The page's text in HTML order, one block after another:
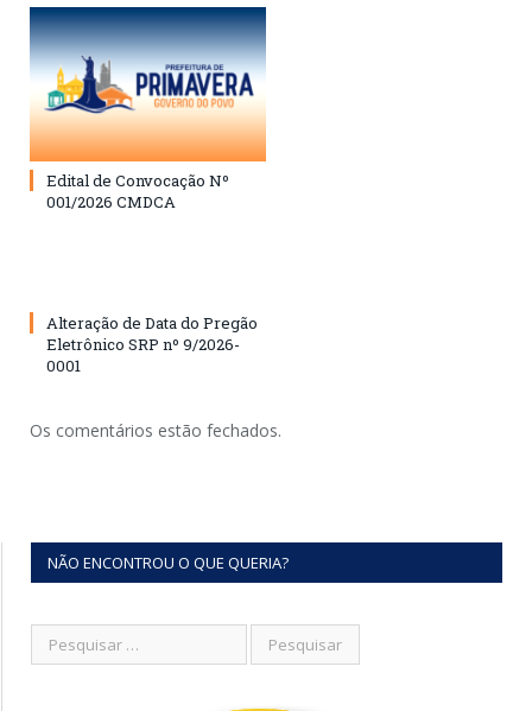
Edital de Convocação Nº
001/2026 CMDCA
Alteração de Data do Pregão
Eletrônico SRP nº 9/2026-
0001
Os comentários estão fechados.
NÃO ENCONTROU O QUE QUERIA?